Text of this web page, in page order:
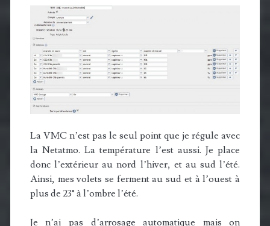
La VMC n’est pas le seul point que je régule avec
la Netatmo. La température l’est aussi. Je place
donc l’extérieur au nord l’hiver, et au sud l’été.
Ainsi, mes volets se ferment au sud et à l’ouest à
plus de 23° à l’ombre l’été.
Je n’ai pas d’arrosage automatique mais on